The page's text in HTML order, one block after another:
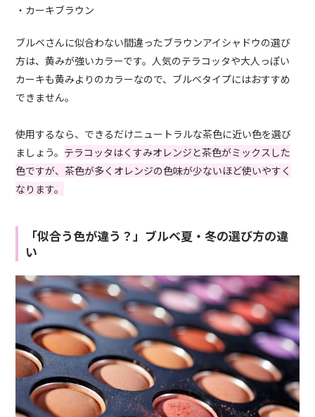
・カーキブラウン
ブルベさんに似合わない間違ったブラウンアイシャドウの選び
方は、黄みが強いカラーです。人気のテラコッタや大人っぽい
カーキも黄みよりのカラーなので、ブルベタイプにはおすすめ
できません。
使用するなら、できるだけニュートラルな茶色に近い色を選び
ましょう。 テラコッタはくすみオレンジと茶色がミックスした
色ですが、茶色が多くオレンジの色味が少ないほど使いやすく
なります。
「似合う色が違う？」ブルベ夏・冬の選び方の違
い